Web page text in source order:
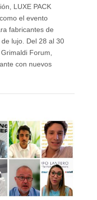
LUXE PACK
el evento
fabricantes de
lujo. Del 28 al 30
Forum,
con nuevos